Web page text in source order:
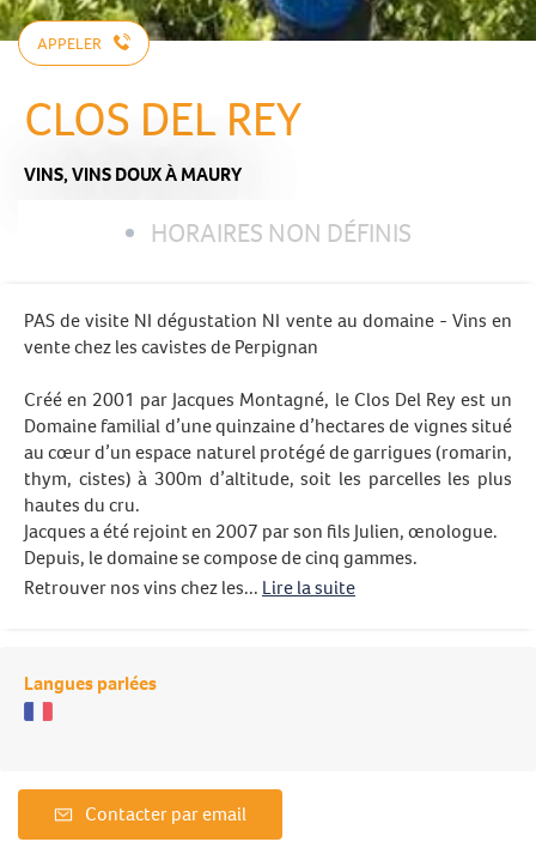
APPELER
CLOS DEL REY
VINS,VINS DOUXÀ MAURY
HORAIRES NON DÉFINIS
PAS de visite NI dégustation NI vente au domaine - Vins en
vente chez les cavistes de Perpignan
Créé en 2001 par Jacques Montagné, le Clos Del Rey est un
Domaine familial d’une quinzaine d’hectares de vignes situé
au cœur d’un espace naturel protégé de garrigues (romarin,
thym, cistes) à 300m d’altitude, soit les parcelles les plus
hautes du cru.
Jacques a été rejoint en 2007 par son fils Julien, œnologue.
Depuis, le domaine se compose de cinq gammes.
Retrouver nos vins chez les... Lire la suite
Langues parlées
Contacter par email